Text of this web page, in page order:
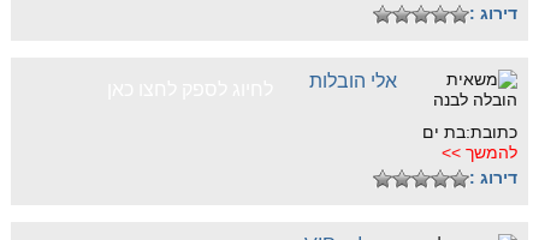
דירוג :
אלי הובלות
כתובת:בת ים
להמשך >>
דירוג :